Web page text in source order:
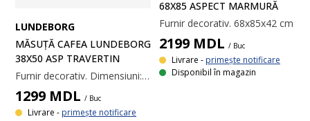
LUNDEBORG
MĂSUȚĂ CAFEA LUNDEBORG
38X50 ASP TRAVERTIN
Furnir decorativ. Dimensiuni: 38x50x47 cm
1299 MDL / Buc
Livrare - primește notificare
68X85 ASPECT MARMURĂ
Furnir decorativ. 68x85x42 cm
2199 MDL / Buc
Livrare - primește notificare
Disponibil în magazin